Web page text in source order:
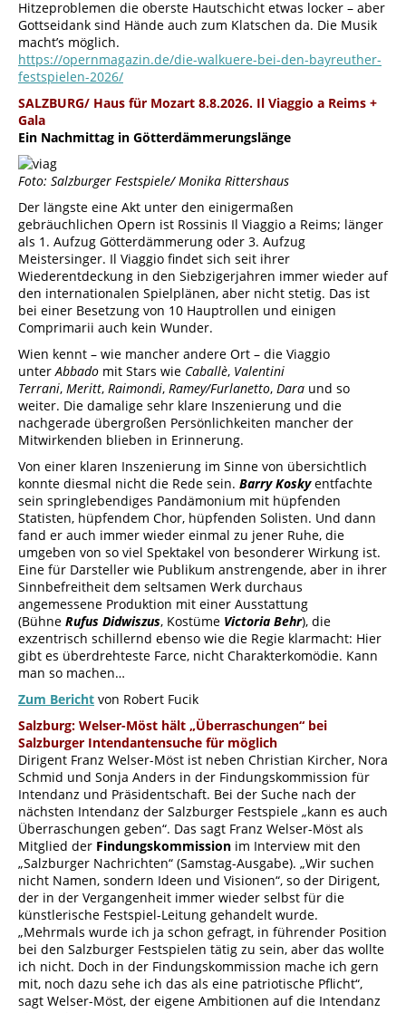
Hitzeproblemen die oberste Hautschicht etwas locker – aber
Gottseidank sind Hände auch zum Klatschen da. Die Musik
macht’s möglich.
https://opernmagazin.de/die-walkuere-bei-den-bayreuther-
festspielen-2026/
SALZBURG/ Haus für Mozart 8.8.2026. Il Viaggio a Reims +
Gala
Ein Nachmittag in Götterdämmerungslänge
Foto: Salzburger Festspiele/ Monika Rittershaus
Der längste eine Akt unter den einigermaßen
gebräuchlichen Opern ist Rossinis Il Viaggio a Reims; länger
als 1. Aufzug Götterdämmerung oder 3. Aufzug
Meistersinger. Il Viaggio findet sich seit ihrer
Wiederentdeckung in den Siebzigerjahren immer wieder auf
den internationalen Spielplänen, aber nicht stetig. Das ist
bei einer Besetzung von 10 Hauptrollen und einigen
Comprimarii auch kein Wunder.
Wien kennt – wie mancher andere Ort – die Viaggio
unterAbbado mit Stars wie Caballè, Valentini
Terrani, Meritt, Raimondi, Ramey/Furlanetto, Dara und so
weiter. Die damalige sehr klare Inszenierung und die
nachgerade übergroßen Persönlichkeiten mancher der
Mitwirkenden blieben in Erinnerung.
Von einer klaren Inszenierung im Sinne von übersichtlich
konnte diesmal nicht die Rede sein. Barry Koskyentfachte
sein springlebendiges Pandämonium mit hüpfenden
Statisten, hüpfendem Chor, hüpfenden Solisten. Und dann
fand er auch immer wieder einmal zu jener Ruhe, die
umgeben von so viel Spektakel von besonderer Wirkung ist.
Eine für Darsteller wie Publikum anstrengende, aber in ihrer
Sinnbefreitheit dem seltsamen Werk durchaus
angemessene Produktion mit einer Ausstattung
(Bühne Rufus Didwiszus, Kostüme Victoria Behr), die
exzentrisch schillernd ebenso wie die Regie klarmacht: Hier
gibt es überdrehteste Farce, nicht Charakterkomödie. Kann
man so machen…
Zum Bericht von Robert Fucik
Salzburg: Welser-Möst hält „Überraschungen“ bei
Salzburger Intendantensuche für möglich
Dirigent Franz Welser-Möst ist neben Christian Kircher, Nora
Schmid und Sonja Anders in der Findungskommission für
Intendanz und Präsidentschaft. Bei der Suche nach der
nächsten Intendanz der Salzburger Festspiele „kann es auch
Überraschungen geben“. Das sagt Franz Welser-Möst als
Mitglied der Findungskommission im Interview mit den
„Salzburger Nachrichten“ (Samstag-Ausgabe). „Wir suchen
nicht Namen, sondern Ideen und Visionen“, so der Dirigent,
der in der Vergangenheit immer wieder selbst für die
künstlerische Festspiel-Leitung gehandelt wurde.
„Mehrmals wurde ich ja schon gefragt, in führender Position
bei den Salzburger Festspielen tätig zu sein, aber das wollte
ich nicht. Doch in der Findungskommission mache ich gern
mit, noch dazu sehe ich das als eine patriotische Pflicht“,
sagt Welser-Möst, der eigene Ambitionen auf die Intendanz